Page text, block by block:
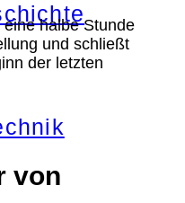
halbe Stunde
und schließt
der letzten
von